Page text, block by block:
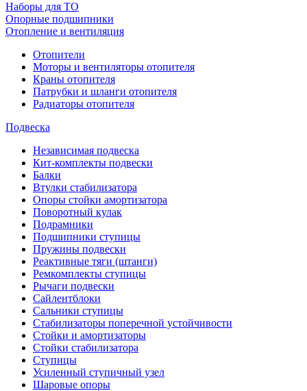
Наборы для ТО
Опорные подшипники
Отопление и вентиляция
Отопители
Моторы и вентиляторы отопителя
Краны отопителя
Патрубки и шланги отопителя
Радиаторы отопителя
Подвеска
Независимая подвеска
Кит-комплекты подвески
Балки
Втулки стабилизатора
Опоры стойки амортизатора
Поворотный кулак
Подрамники
Подшипники ступицы
Пружины подвески
Реактивные тяги (штанги)
Ремкомплекты ступицы
Рычаги подвески
Сайлентблоки
Сальники ступицы
Стабилизаторы поперечной устойчивости
Стойки и амортизаторы
Стойки стабилизатора
Ступицы
Усиленный ступичный узел
Шаровые опоры